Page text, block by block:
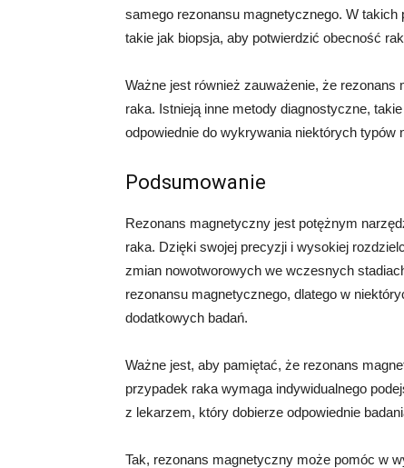
samego rezonansu magnetycznego. W
takie jak biopsja, aby potwierdzić obecność
Ważne jest również zauważenie, że
raka. Istnieją inne metody diagnostyczne,
odpowiednie do wykrywania niektórych typów
Podsumowanie
Rezonans magnetyczny jest potężnym
raka. Dzięki swojej precyzji i wysokiej
zmian nowotworowych we wczesnych
rezonansu magnetycznego, dlatego w
dodatkowych badań.
Ważne jest, aby pamiętać, że rezonans
przypadek raka wymaga indywidualnego
z lekarzem, który dobierze odpowiednie
Tak, rezonans magnetyczny może pomóc w